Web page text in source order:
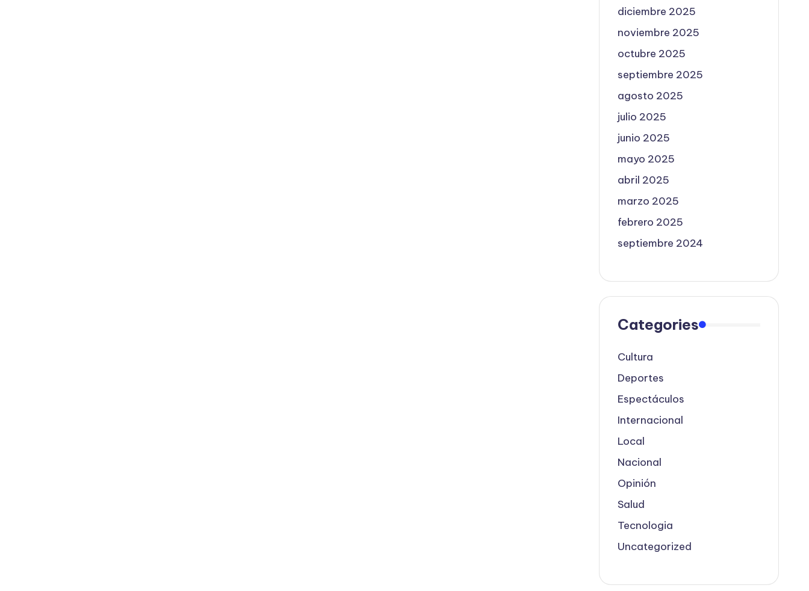
diciembre 2025
noviembre 2025
octubre 2025
septiembre 2025
agosto 2025
julio 2025
junio 2025
mayo 2025
abril 2025
marzo 2025
febrero 2025
septiembre 2024
Categories
Cultura
Deportes
Espectáculos
Internacional
Local
Nacional
Opinión
Salud
Tecnologia
Uncategorized